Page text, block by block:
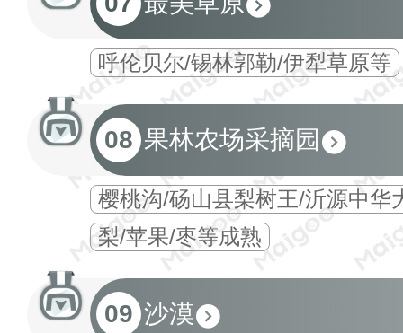
呼伦贝尔/锡林郭勒/伊犁草原等
08 果林农场采摘园
樱桃沟/砀山县梨树王/沂源中华
梨/苹果/枣等成熟
09 沙漠